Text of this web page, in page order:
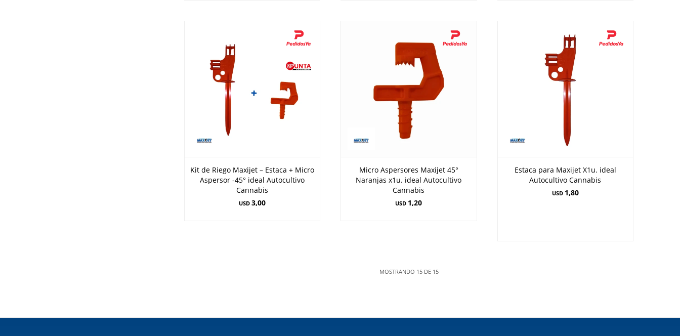
Kit de Riego Maxijet – Estaca + Micro
Aspersor -45° ideal Autocultivo
Cannabis
USD 3,00
Micro Aspersores Maxijet 45°
Naranjas x1u. ideal Autocultivo
Cannabis
USD 1,20
Estaca para Maxijet X1u. ideal
Autocultivo Cannabis
USD 1,80
MOSTRANDO 15DE 15